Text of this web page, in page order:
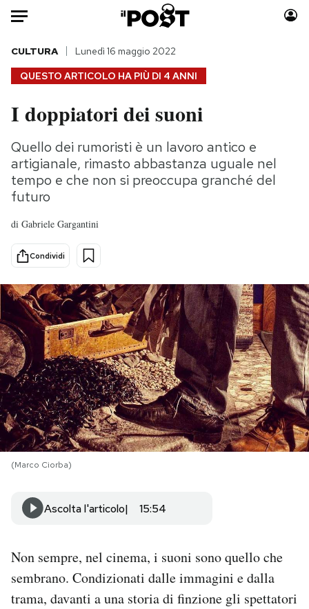
Auto
HOME
Italia
Politica
Tecnologia
Internet
Economia
Moda
Consumismi
Storie/Idee
PODCAST
NEWSLETTER
I MIEI PREFERITI
CALENDARIO
AREA PERSONALE
Area Personale
QUESTO ARTICOLO HA PIÙ DI 4 ANNI
CULTURA Lunedì 16 maggio 2022
I doppiatori dei suoni
Quello dei rumoristi è un lavoro antico e
artigianale, rimasto abbastanza uguale nel
tempo e che non si preoccupa granché del
futuro
di Gabriele Gargantini
Condividi
(Marco Ciorba)
Ascolta l'articolo 15:54
Non sempre, nel cinema, i suoni sono quello che
sembrano. Condizionati dalle immagini e dalla
trama, davanti a una storia di finzione gli spettatori